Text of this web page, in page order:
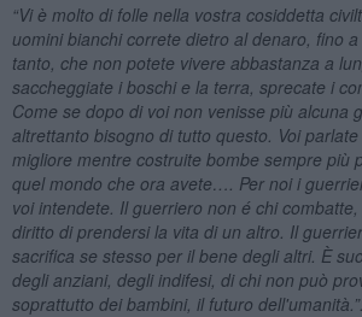
“Vi è molto di folle nella vostra cosiddetta
uomini bianchi correte dietro al denaro, fino
tanto, che non potete vivere abbastanza a
saccheggiate i boschi e la terra, sprecate i
Come se dopo di voi non venisse più alcuna
altrettanto bisogno di tutto questo. Voi
migliore mentre costruite bombe sempre più
quel mondo che ora avete…. Per noi i
voi intendete. Il guerriero non é chi
diritto di prendersi la vita di un altro. Il
sacrifica se stesso per il bene degli altri. È
degli anziani, degli indifesi, di chi non può
soprattutto dei bambini, il futuro dell'umanità.”.